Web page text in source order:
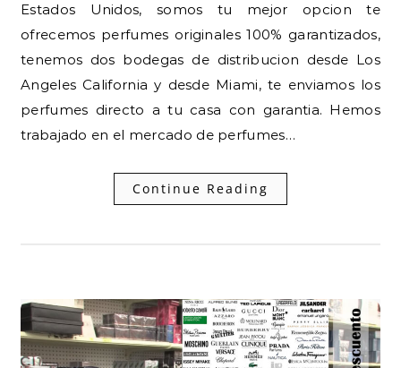
Estados Unidos, somos tu mejor opcion te
ofrecemos perfumes originales 100% garantizados,
tenemos dos bodegas de distribucion desde Los
Angeles California y desde Miami, te enviamos los
perfumes directo a tu casa con garantia. Hemos
trabajado en el mercado de perfumes…
Continue Reading